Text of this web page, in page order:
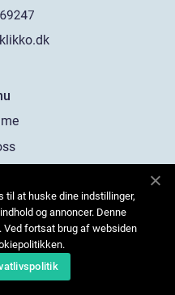
Oss
til at huske dine indstillinger,
og annoncer. Denne
Ved fortsat brug af websiden